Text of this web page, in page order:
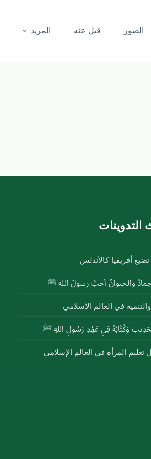
الصور قيل عنه المزيد
أفريقيا كالأندلس
والحيوانُ أحبَّ رسولَ الله ﷺ
في العالم الإسلامي
وَكُتَّابُهُ فِي عَهْدِ رَسُولِ اللهِ ﷺ
تعليم المرأة في العالم الإسلامي